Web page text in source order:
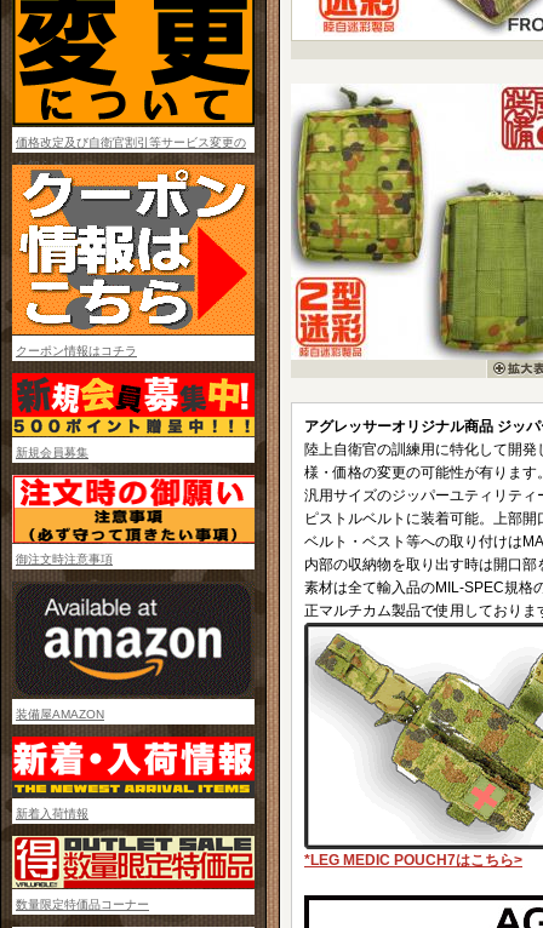
アグレッサーオリジナル商品 ジッ
陸上自衛官の訓練用に特化して開
様・価格の変更の可能性が有ります
汎用サイズのジッパーユティリテ
ピストルベルトに装着可能。上部
ベルト・ベスト等への取り付けは
内部の収納物を取り出す時は開口
素材は全て輸入品のMIL-SPEC規格
正マルチカム製品で使用しておりま
*LEG MEDIC POUCH7はこちら>
価格改定及び自衛官割引等サービス変更の
お知らせ
クーポン情報はコチラ
新規会員募集
御注文時注意事項
装備屋AMAZON
新着入荷情報
数量限定特価品コーナー